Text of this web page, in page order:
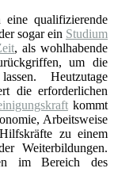
qualifizierende
sogar ein Studium
, als wohlhabende
um die
Heutzutage
die erforderlichen
kommt
Arbeitsweise
zu einem
Weiterbildungen.
im Bereich des